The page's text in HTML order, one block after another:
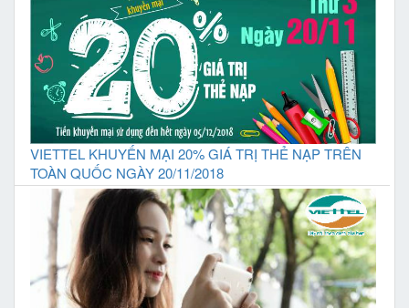
VIETTEL KHUYẾN MẠI 20% GIÁ TRỊ THẺ NẠP TRÊN
TOÀN QUỐC NGÀY 20/11/2018